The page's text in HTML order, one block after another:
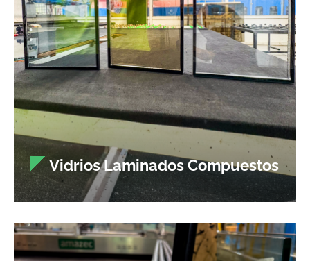
Vidrios Laminados Compuestos